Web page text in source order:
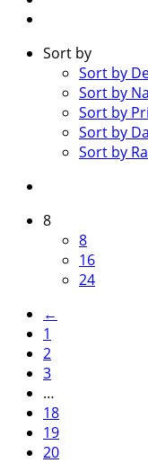
Sort by
Sort by
Sort by
Sort by
Sort by
Sort by
8
8
16
24
←
1
2
3
…
18
19
20